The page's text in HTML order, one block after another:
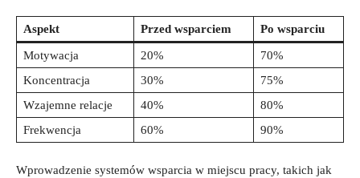
Aspekt Przed wsparciem Po wsparciu
Motywacja 20%
70%
Koncentracja
30%
75%
Wzajemne ‍relacje
40%
80%
Frekwencja
60% 90%
Wprowadzenie ⁤systemów ⁢wsparcia w miejscu pracy, takich​ jak